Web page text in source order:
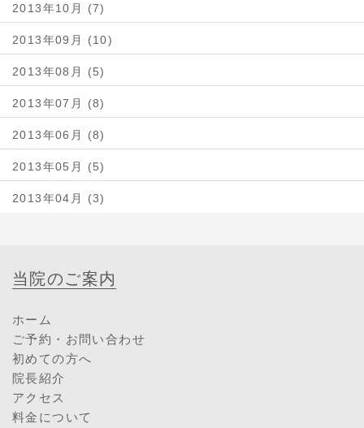
2013年10月 (7)
2013年09月 (10)
2013年08月 (5)
2013年07月 (8)
2013年06月 (8)
2013年05月 (5)
2013年04月 (3)
当院のご案内
ホーム
ご予約・お問い合わせ
初めての方へ
院長紹介
アクセス
料金について